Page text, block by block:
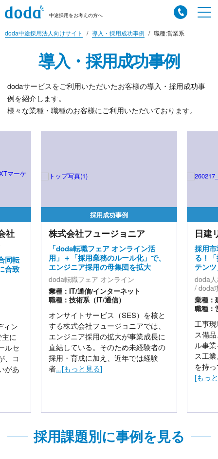
中途採用をお考えの方へ
doda中途採用法人向けサイト 導入・採用成功事例 職種:営業系
導入・採用成功事例
dodaサービスをご利用いただいたお客様の導入・採用成功事
例を紹介します。
様々な業種・職種のお客様にご利用いただいております。
ョニア
ルール化」で、
集団を拡大
（SES）を核と
ジョニアでは、
大が事業成長に
ため未経験者の
近年では経験
日建リース工業株式会社
採用市場での認知度の壁を乗り越え
る！「採用ピッチ資料」「動画コン
テンツ」を活用し、応募...
doda人材紹介サービス
doda求人情報サービス
業種：建設・プラント・不動産
職種：営業系, 技術系（建築/土木）
工事現場で使われる仮設資材やハウ
ス備品、オフィス機器などのレンタ
ル事業を軸に成長を続ける日建リー
ス工業。業界内では高いブランド力
を持っているものの、業界・事業...
採用課題別に事例を見る